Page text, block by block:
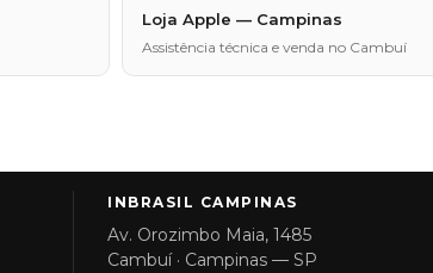
Loja Apple — Campinas
Assistência técnica e venda no Cambuí
INBRASIL CAMPINAS
Av. Orozimbo Maia, 1485
Cambuí · Campinas — SP